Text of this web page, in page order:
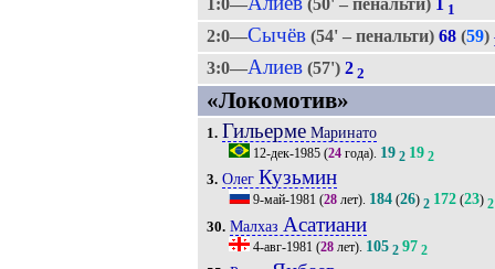
1:0— (50' – пенальти) 1 1
2:0—Сычёв(54' – пенальти) 68(59)
3:0—Алиев(57') 2 2
«Локомотив»
1. ГильермеМаринато
12-дек-1985(24года). 19 2 19 2
3. Олег Кузьмин
9-май-1981 (28лет). 184(26) 2 172(23) 2
30. Малхаз Асатиани
4-авг-1981 (28лет). 105 2 97 2